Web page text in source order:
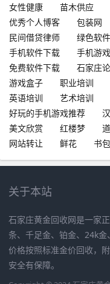
女性健康
苗木供应
优秀个人博客
包装网
民间借贷律师
绿色软件
手机软件下载
手机游
免费软件下载
石家庄
游戏盒子
职业培训
英语培训
艺术培训
好玩的手机游戏推荐
美文欣赏
红楼梦
网站转让
鲜花 书
关于本站
石家庄黄金回收网是一家
条、千足金、铂金、24k
价格按照标准金价回收，
安全有保障。